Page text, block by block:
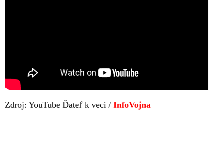
Zdroj: YouTube Ďateľ k veci / InfoVojna